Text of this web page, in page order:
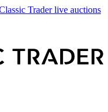
Trader live auctions